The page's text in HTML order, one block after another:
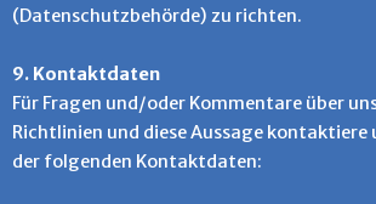
(Datenschutzbehörde) zu richten.
9. Kontaktdaten
Für Fragen und/oder Kommentare über
Richtlinien und diese Aussage
der folgenden Kontaktdaten: